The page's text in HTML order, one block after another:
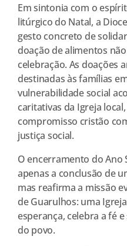
Em sintonia com o
litúrgico do Natal, a
gesto concreto de
doação de alimentos
celebração. As doações
destinadas às famílias
vulnerabilidade social
caritativas da Igreja
compromisso cristão
justiça social.
O encerramento do Ano
apenas a conclusão de
mas reafirma a missão
de Guarulhos: uma
esperança, celebra a fé
do povo.